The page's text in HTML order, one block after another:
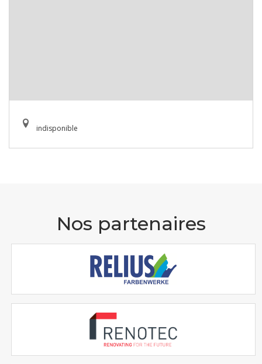
indisponible
Nos partenaires